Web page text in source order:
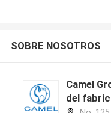
SOBRE NOSOTROS
Camel
del